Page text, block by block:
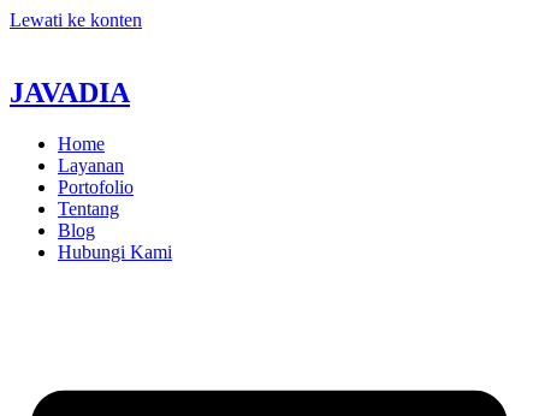
Lewati ke konten
JAVADIA
Home
Layanan
Portofolio
Tentang
Blog
Hubungi Kami